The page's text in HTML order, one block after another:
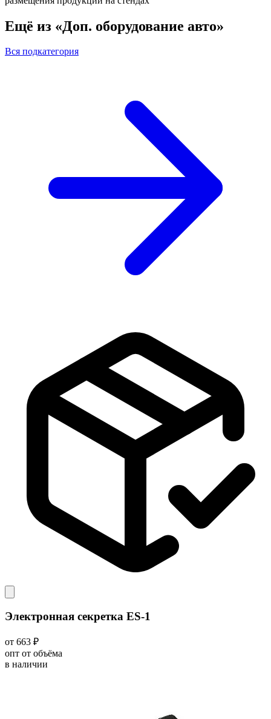
Ещё из «Доп. оборудование авто»
Вся подкатегория
Электронная секретка ES-1
от 663 ₽
опт от объёма
в наличии